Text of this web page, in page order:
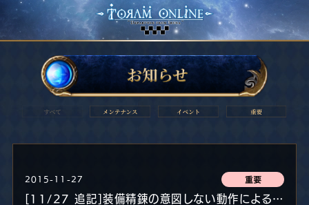
2015-11-27
[11/27 追記]装備精錬の意図しない動作による補填対応について